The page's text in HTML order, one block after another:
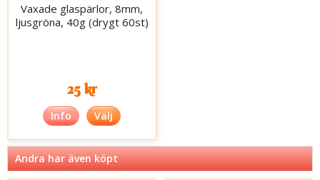
Vaxade glaspärlor, 8mm,
ljusgröna, 40g (drygt 60st)
25 kr
Info Välj
Andra har även köpt